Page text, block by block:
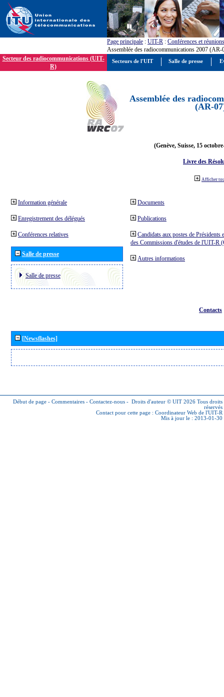
Page principale : UIT-R : Conférences et réunions
Assemblée des radiocommunications 2007 (AR-
Secteur des radiocommunications (UIT-
R)
Assemblée des
(AR-
(Genève, Suisse, 15
Livre des
Afficher
Information générale
Enregistrement des délégués
Conférences relatives
Salle de presse
Salle de presse
Documents
Publications
Candidats aux postes de Présidents
des Commissions d'études de l'UIT-R
Autres informations
Contacts
[Newsflashes]
Début de page - Commentaires - Contactez-nous - Droits d'auteur © UIT 2026 Tous droits
réservés
Contact pour cette page : Coordinateur Web de l'UIT-R
Mis à jour le : 2013-01-30
Secteurs de l'UIT Salle de presse